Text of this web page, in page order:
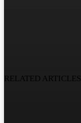
RELATED ARTICLES